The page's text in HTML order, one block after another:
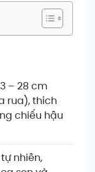
– 28 cm
rua), thích
chiếu hậu
nhiên,